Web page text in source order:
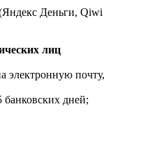
Деньги, Qiwi
лиц
электронную почту,
банковских дней;